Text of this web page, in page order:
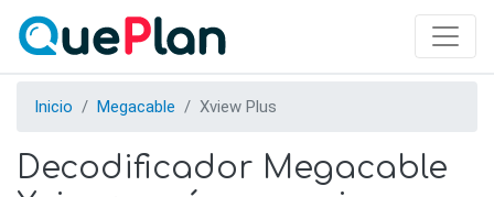
Inicio Megacable Xview Plus
Decodificador Megacable